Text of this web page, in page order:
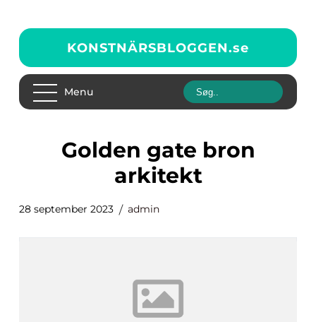
KONSTNÄRSBLOGGEN.se
Menu
golden gate bron
arkitekt
28 september 2023 admin